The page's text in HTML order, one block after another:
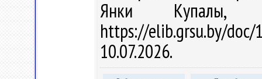
Янки
https://elib.grsu.by/
10.07.2026.